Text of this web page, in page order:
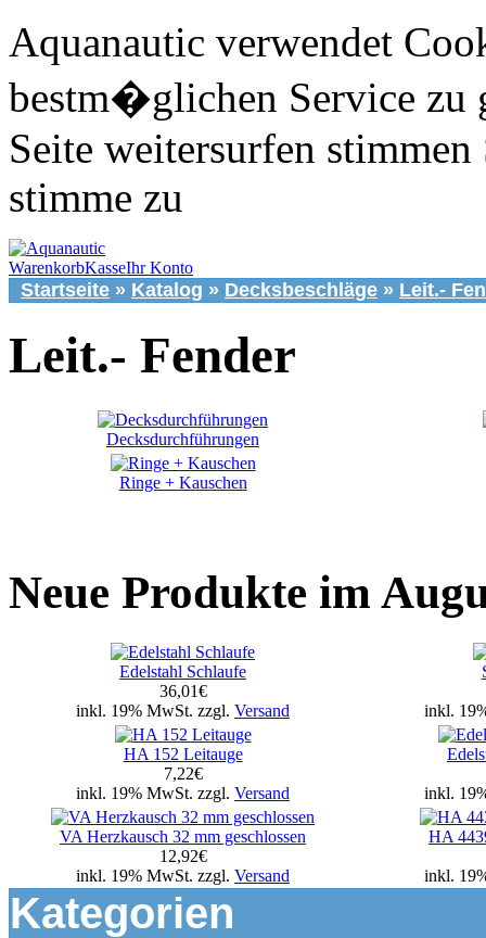
Aquanautic verwendet
bestm�glichen Service zu
Seite weitersurfen stimmen
stimme zu
WarenkorbKasseIhr Konto
Startseite » Katalog » Decksbeschläge » Leit.-
Leit.- Fender
Decksdurchführungen
Ringe + Kauschen
Neue Produkte im
Edelstahl Schlaufe
36,01€
inkl. 19% MwSt. zzgl. Versand inkl.
HA 152 Leitauge
7,22€
inkl. 19% MwSt. zzgl. Versand inkl.
VA Herzkausch 32 mm geschlossen
12,92€
inkl. 19% MwSt. zzgl. Versand
HA
inkl.
Kategorien